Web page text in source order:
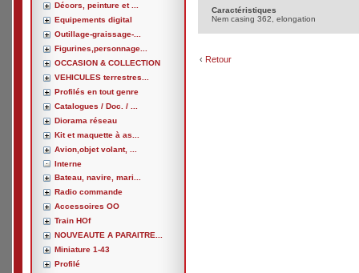
Décors, peinture et ...
Equipements digital
Outillage-graissage-...
Figurines,personnage...
OCCASION & COLLECTION
VEHICULES terrestres...
Profilés en tout genre
Catalogues / Doc. / ...
Diorama réseau
Kit et maquette à as...
Avion,objet volant, ...
Interne
Bateau, navire, mari...
Radio commande
Accessoires OO
Train HOf
NOUVEAUTE A PARAITRE...
Miniature 1-43
Profilé
Caractéristiques
Nem casing 362, elongation
‹ Retour